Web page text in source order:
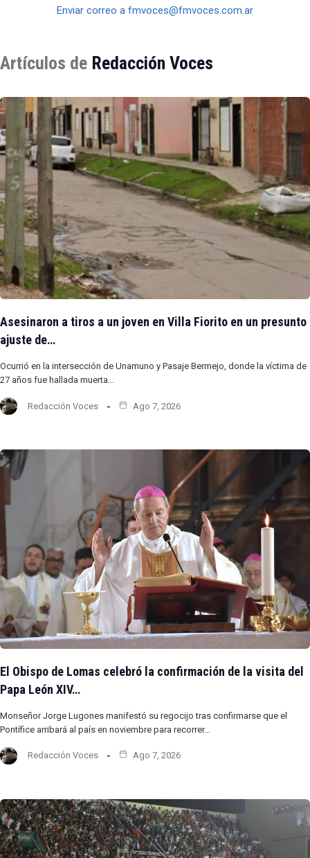
Enviar correo a fmvoces@fmvoces.com.ar
Artículos de Redacción Voces
Asesinaron a tiros a un joven en Villa Fiorito en un presunto
ajuste de…
Ocurrió en la intersección de Unamuno y Pasaje Bermejo, donde la víctima de
27 años fue hallada muerta…
Redacción Voces Ago 7, 2026
El Obispo de Lomas celebró la confirmación de la visita del
Papa León XIV…
Monseñor Jorge Lugones manifestó su regocijo tras confirmarse que el
Pontífice arribará al país en noviembre para recorrer…
Redacción Voces Ago 7, 2026